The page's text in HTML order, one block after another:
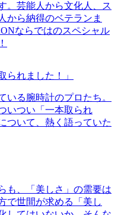
。芸能人から文化人、ス
から納得のベテランま
ならではのスペシャル
られました！」
いる腕時計のプロたち。
いつい「一本取られ
ついて、熱く語っていた
も、「美しさ」の需要は
で世間が求める「美し